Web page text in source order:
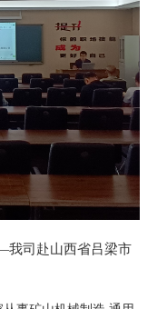
司赴山西省吕梁市